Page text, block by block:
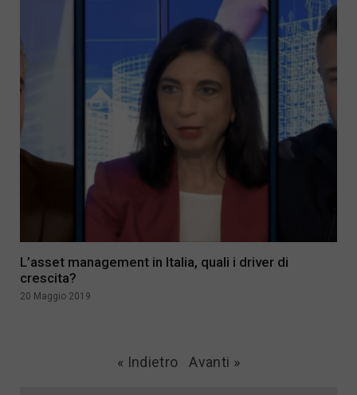
L’asset management in Italia, quali i driver di
crescita?
20 Maggio 2019
« Indietro Avanti »